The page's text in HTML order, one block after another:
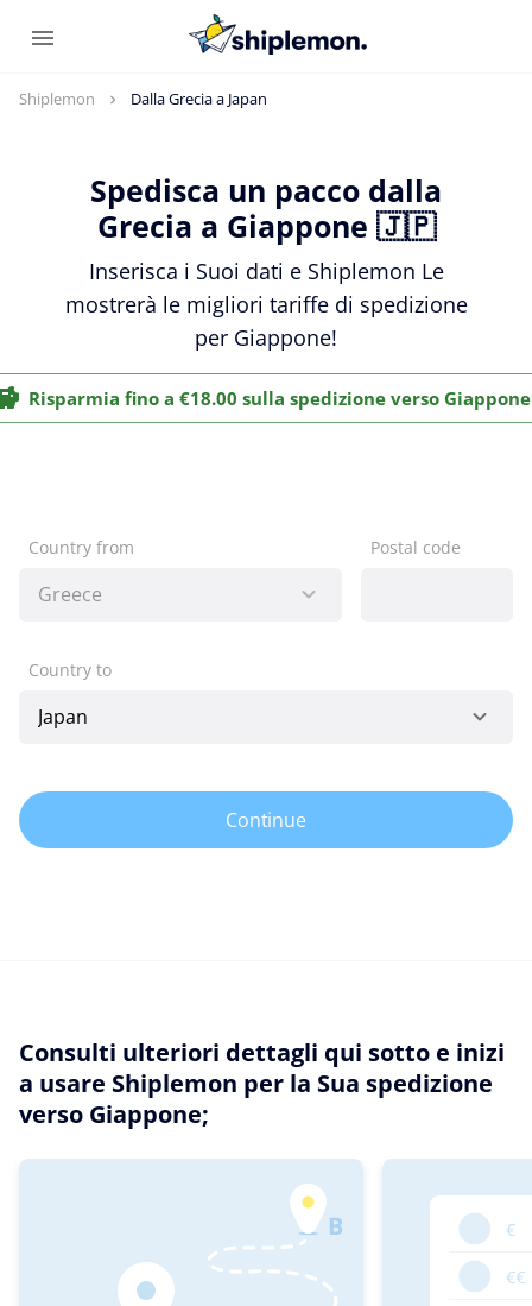
Shiplemon Dalla Grecia a Japan
Spedisca un pacco dalla
Grecia a Giappone 🇯🇵
Inserisca i Suoi dati e Shiplemon Le
mostrerà le migliori tariffe di spedizione
per Giappone!
Risparmia fino a €18.00 sulla spedizione verso Giappone
Country from Postal code
Country to
Continue
Consulti ulteriori dettagli qui sotto e inizi
a usare Shiplemon per la Sua spedizione
verso Giappone;